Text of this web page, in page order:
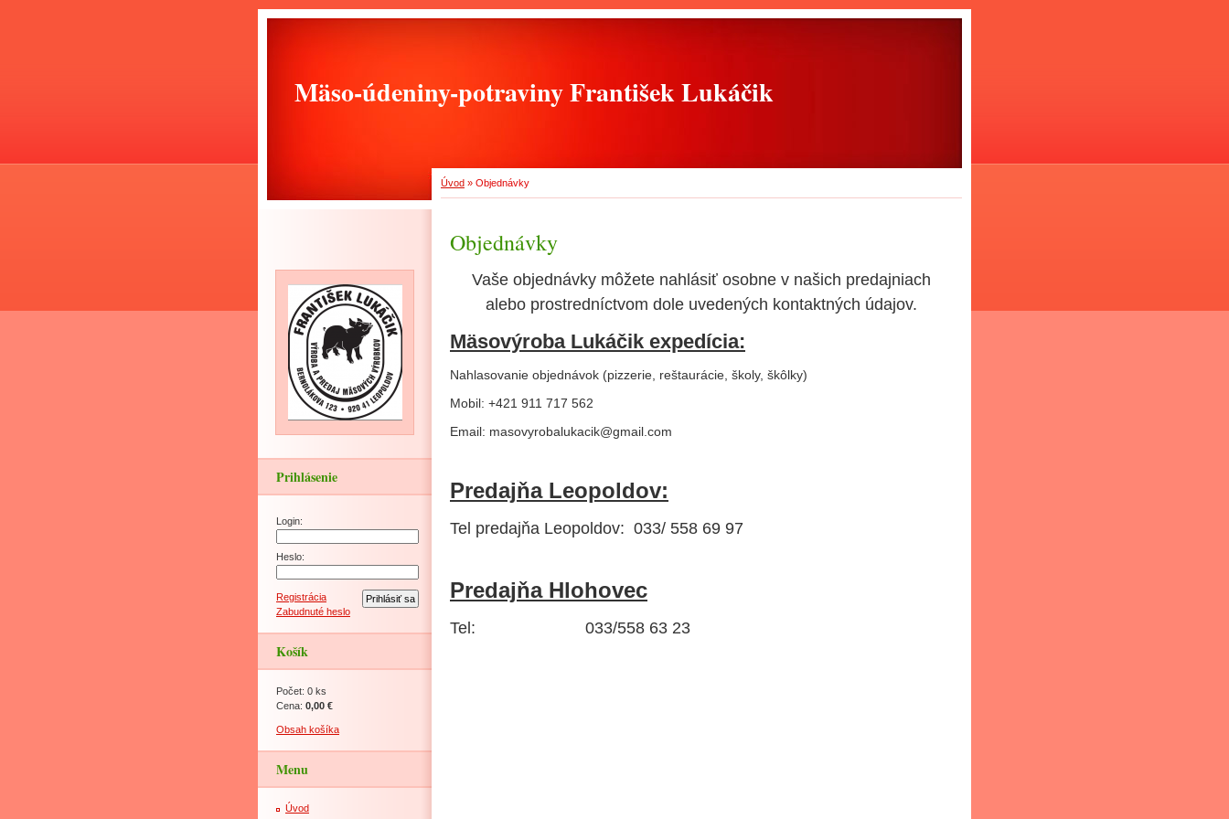
Mäso-údeniny-potraviny František Lukáčik
Úvod » Objednávky
Objednávky
Vaše objednávky môžete nahlásiť osobne v našich predajniach
alebo prostredníctvom dole uvedených kontaktných údajov.
Mäsovýroba Lukáčik expedícia:
Nahlasovanie objednávok (pizzerie, reštaurácie, školy, škôlky)
Mobil: +421 911 717 562
Email: masovyrobalukacik@gmail.com
Predajňa Leopoldov:
Tel predajňa Leopoldov: 033/ 558 69 97
Predajňa Hlohovec
Tel: 033/558 63 23
Prihlásenie
Login:
Heslo:
Registrácia
Zabudnuté heslo
Košík
Počet: 0 ks
Cena: 0,00 €
Obsah košíka
Menu
Úvod